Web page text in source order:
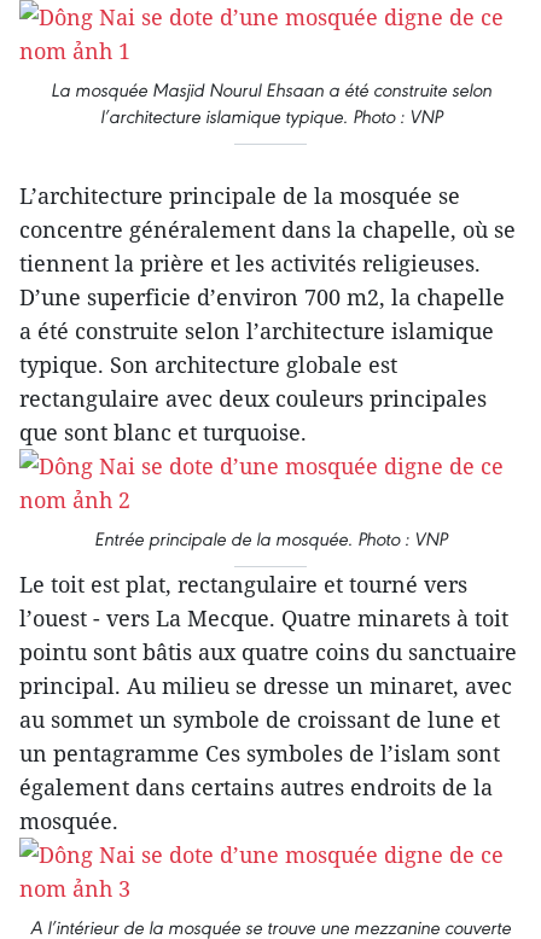
La mosquée Masjid Nourul Ehsaan a été construite selon
l’architecture islamique typique. Photo : VNP
L’architecture principale de la mosquée se
concentre généralement dans la chapelle, où se
tiennent la prière et les activités religieuses.
D’une superficie d’environ 700 m2, la chapelle
a été construite selon l’architecture islamique
typique. Son architecture globale est
rectangulaire avec deux couleurs principales
que sont blanc et turquoise.
Entrée principale de la mosquée. Photo : VNP
Le toit est plat, rectangulaire et tourné vers
l’ouest - vers La Mecque. Quatre minarets à toit
pointu sont bâtis aux quatre coins du sanctuaire
principal. Au milieu se dresse un minaret, avec
au sommet un symbole de croissant de lune et
un pentagramme Ces symboles de l’islam sont
également dans certains autres endroits de la
mosquée.
A l’intérieur de la mosquée se trouve une mezzanine couverte